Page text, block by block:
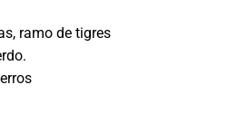
ramo de tigres